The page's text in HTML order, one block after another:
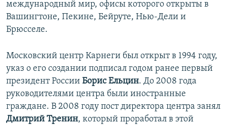
международный мир, офисы которого открыты в
Вашингтоне, Пекине, Бейруте, Нью-Дели и
Брюсселе.
Московский центр Карнеги был открыт в 1994 году,
указ о его создании подписал годом ранее первый
президент России Борис Ельцин. До 2008 года
руководителями центра были иностранные
граждане. В 2008 году пост директора центра занял
Дмитрий Тренин, который проработал в этой